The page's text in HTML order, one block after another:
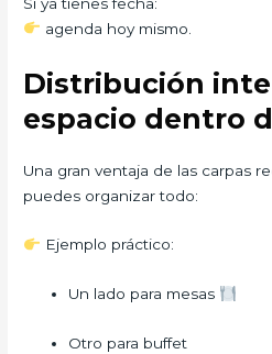
agenda hoy mismo.
Distribución
espacio dentro
Una gran ventaja de las carpas
puedes organizar todo:
Ejemplo práctico:
Un lado para mesas
Otro para buffet